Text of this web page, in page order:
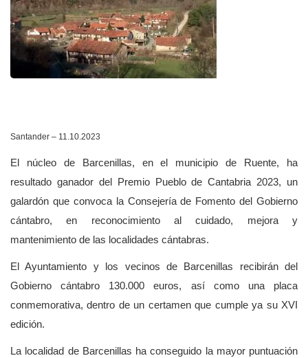
Santander – 11.10.2023
El núcleo de Barcenillas, en el municipio de Ruente, ha
resultado ganador del Premio Pueblo de Cantabria 2023, un
galardón que convoca la Consejería de Fomento del Gobierno
cántabro, en reconocimiento al cuidado, mejora y
mantenimiento de las localidades cántabras.
El Ayuntamiento y los vecinos de Barcenillas recibirán del
Gobierno cántabro 130.000 euros, así como una placa
conmemorativa, dentro de un certamen que cumple ya su XVI
edición.
La localidad de Barcenillas ha conseguido la mayor puntuación